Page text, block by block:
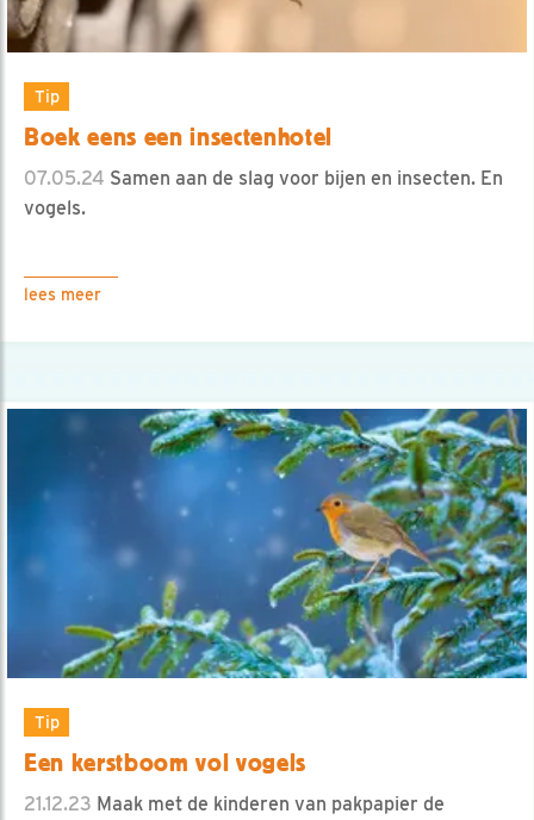
Tip
Boek eens een insectenhotel
07.05.24 Samen aan de slag voor bijen en insecten. En
vogels.
lees meer
Tip
Een kerstboom vol vogels
21.12.23 Maak met de kinderen van pakpapier de